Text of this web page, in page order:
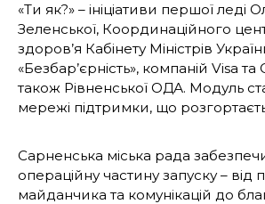
«Ти як?» – ініціативи першої леді
Зеленської, Координаційного
здоров’я Кабінету Міністрів
«Безбар’єрність», компаній Visa
також Рівненської ОДА. Модуль
мережі підтримки, що
Сарненська міська рада
операційну частину запуску – від
майданчика та комунікацій до